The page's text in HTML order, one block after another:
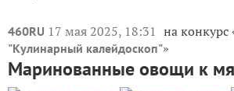
460RU 17 мая 2025, 18:31 на конкурс
"Кулинарный калейдоскоп"»
Маринованные овощи к